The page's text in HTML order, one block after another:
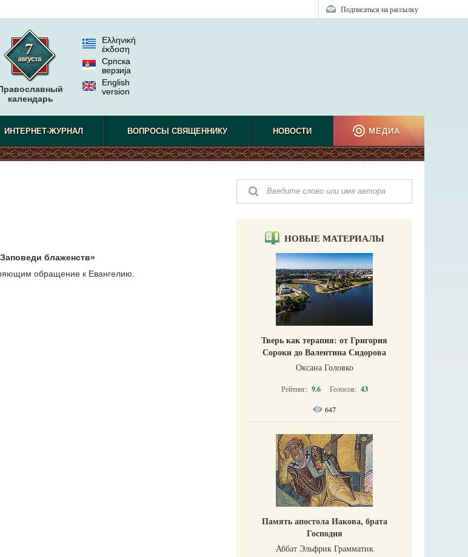
Подписаться на рассылку
календарь
Ελληνική
έκδοση
Српска
верзиjа
English
version
ИНТЕРНЕТ-ЖУРНАЛ ВОПРОСЫ СВЯЩЕННИКУ НОВОСТИ МЕДИА
блаженств»
обращение к Евангелию.
НОВЫЕ МАТЕРИАЛЫ
Тверь как терапия: от Григория
Сороки до Валентина Сидорова
Оксана Головко
Рейтинг: 9.6 Голосов: 43
647
Память апостола Иакова, брата
Господня
Аббат Эльфрик Грамматик